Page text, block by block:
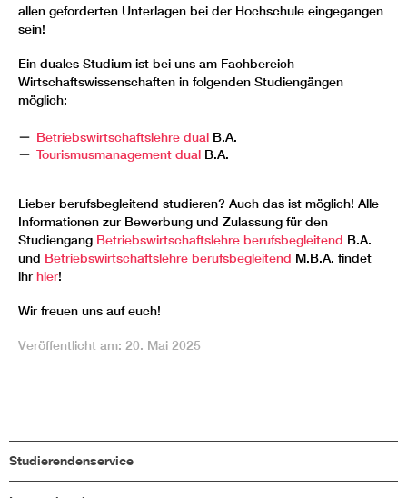
allen geforderten Unterlagen bei der Hochschule eingegangen
sein!
Ein duales Studium ist bei uns am Fachbereich
Wirtschaftswissenschaften in folgenden Studiengängen
möglich:
Betriebswirtschaftslehre dual B.A.
Tourismusmanagement dualB.A.
Lieber berufsbegleitend studieren? Auch das ist möglich! Alle
Informationen zur Bewerbung und Zulassung für den
Studiengang Betriebswirtschaftslehre berufsbegleitend B.A.
und Betriebswirtschaftslehre berufsbegleitend M.B.A. findet
ihr hier!
Wir freuen uns auf euch!
Veröffentlicht am: 20. Mai 2025
Studierendenservice